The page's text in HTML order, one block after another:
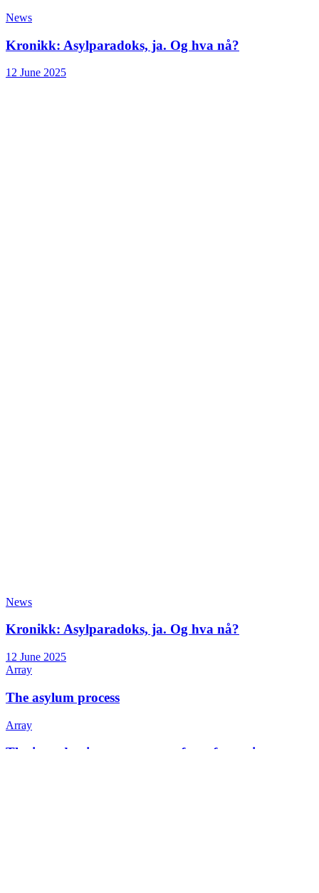
News
Kronikk: Asylparadoks, ja. Og hva nå?
12 June 2025
News
Kronikk: Asylparadoks, ja. Og hva nå?
12 June 2025
Array
The asylum process
Array
The introduction programme for refugees in